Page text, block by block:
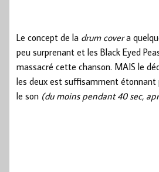
Le concept de la drum covera
peu surprenant et les Black Eyed
massacré cette chanson. MAIS le
les deux est suffisamment étonnant
le son (du moins pendant 40 sec,